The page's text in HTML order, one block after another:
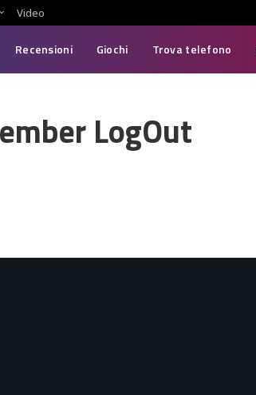
Video
Recensioni Giochi Trova telefono
LogOut